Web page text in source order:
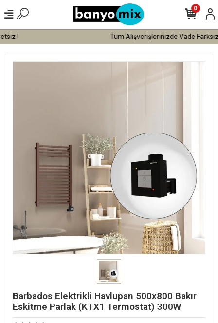
Tüm Alışverişlerinizde Vade Farksız 3 Taksit !
0
Barbados Elektrikli Havlupan 500x800 Bakır
Eskitme Parlak (KTX1 Termostat) 300W